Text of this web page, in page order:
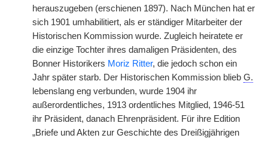
herauszugeben (erschienen 1897). Nach München hat er
sich 1901 umhabilitiert, als er ständiger Mitarbeiter der
Historischen Kommission wurde. Zugleich heiratete er
die einzige Tochter ihres damaligen Präsidenten, des
Bonner Historikers Moriz Ritter, die jedoch schon ein
Jahr später starb. Der Historischen Kommission blieb G.
lebenslang eng verbunden, wurde 1904 ihr
außerordentliches, 1913 ordentliches Mitglied, 1946-51
ihr Präsident, danach Ehrenpräsident. Für ihre Edition
„Briefe und Akten zur Geschichte des Dreißigjährigen